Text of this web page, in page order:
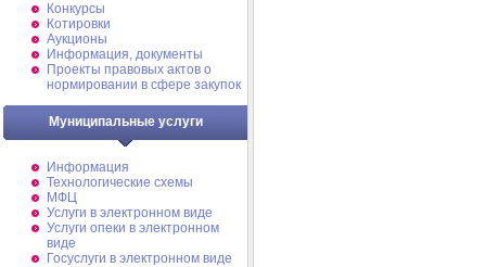
Конкурсы
Котировки
Аукционы
Информация, документы
Проекты правовых актов о
нормировании в сфере закупок
Муниципальные услуги
Информация
Технологические схемы
МФЦ
Услуги в электронном виде
Услуги опеки в электронном
виде
Госуслуги в электронном виде